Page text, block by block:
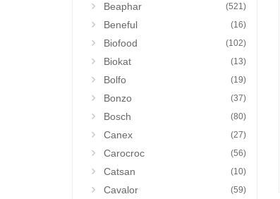
Beaphar (521)
Beneful (16)
Biofood (102)
Biokat (13)
Bolfo (19)
Bonzo (37)
Bosch (80)
Canex (27)
Carocroc (56)
Catsan (10)
Cavalor (59)